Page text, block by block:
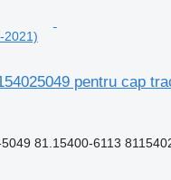
2021)
pentru cap
81.15400-6113